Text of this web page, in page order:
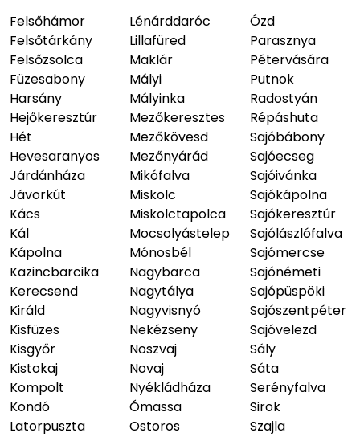
Felsőhámor
Felsőtárkány
Felsőzsolca
Füzesabony
Harsány
Hejőkeresztúr
Hét
Hevesaranyos
Járdánháza
Jávorkút
Kács
Kál
Kápolna
Kazincbarcika
Kerecsend
Királd
Kisfüzes
Kisgyőr
Kistokaj
Kompolt
Kondó
Latorpuszta
Lénárddaróc
Lillafüred
Maklár
Mályi
Mályinka
Mezőkeresztes
Mezőkövesd
Mezőnyárád
Mikófalva
Miskolc
Miskolctapolca
Mocsolyástelep
Mónosbél
Nagybarca
Nagytálya
Nagyvisnyó
Nekézseny
Noszvaj
Novaj
Nyékládháza
Ómassa
Ostoros
Ózd
Parasznya
Pétervására
Putnok
Radostyán
Répáshuta
Sajóbábony
Sajóecseg
Sajóivánka
Sajókápolna
Sajókeresztúr
Sajólászlófalva
Sajómercse
Sajónémeti
Sajópüspöki
Sajószentpéter
Sajóvelezd
Sály
Sáta
Serényfalva
Sirok
Szajla